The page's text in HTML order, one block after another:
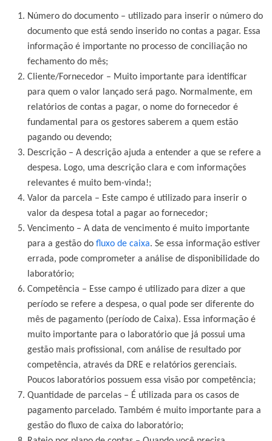
Número do documento – utilizado para inserir o número do
documento que está sendo inserido no contas a pagar. Essa
informação é importante no processo de conciliação no
fechamento do mês;
Cliente/Fornecedor – Muito importante para identificar
para quem o valor lançado será pago. Normalmente, em
relatórios de contas a pagar, o nome do fornecedor é
fundamental para os gestores saberem a quem estão
pagando ou devendo;
Descrição – A descrição ajuda a entender a que se refere a
despesa. Logo, uma descrição clara e com informações
relevantes é muito bem-vinda!;
Valor da parcela – Este campo é utilizado para inserir o
valor da despesa total a pagar ao fornecedor;
Vencimento – A data de vencimento é muito importante
para a gestão do fluxo de caixa. Se essa informação estiver
errada, pode comprometer a análise de disponibilidade do
laboratório;
Competência – Esse campo é utilizado para dizer a que
período se refere a despesa, o qual pode ser diferente do
mês de pagamento (período de Caixa). Essa informação é
muito importante para o laboratório que já possui uma
gestão mais profissional, com análise de resultado por
competência, através da DRE e relatórios gerenciais.
Poucos laboratórios possuem essa visão por competência;
Quantidade de parcelas – É utilizada para os casos de
pagamento parcelado. Também é muito importante para a
gestão do fluxo de caixa do laboratório;